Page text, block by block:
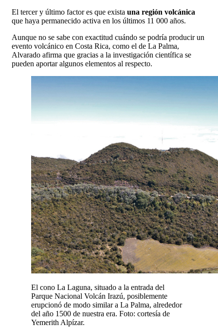
El tercer y último factor es que exista una región volcánica
que haya permanecido activa en los últimos 11 000 años.
Aunque no se sabe con exactitud cuándo se podría producir un
evento volcánico en Costa Rica, como el de La Palma,
Alvarado afirma que gracias a la investigación científica se
pueden aportar algunos elementos al respecto.
El cono La Laguna, situado a la entrada del
Parque Nacional Volcán Irazú, posiblemente
erupcionó de modo similar a La Palma, alrededor
del año 1500 de nuestra era. Foto: cortesía de
Yemerith Alpízar.